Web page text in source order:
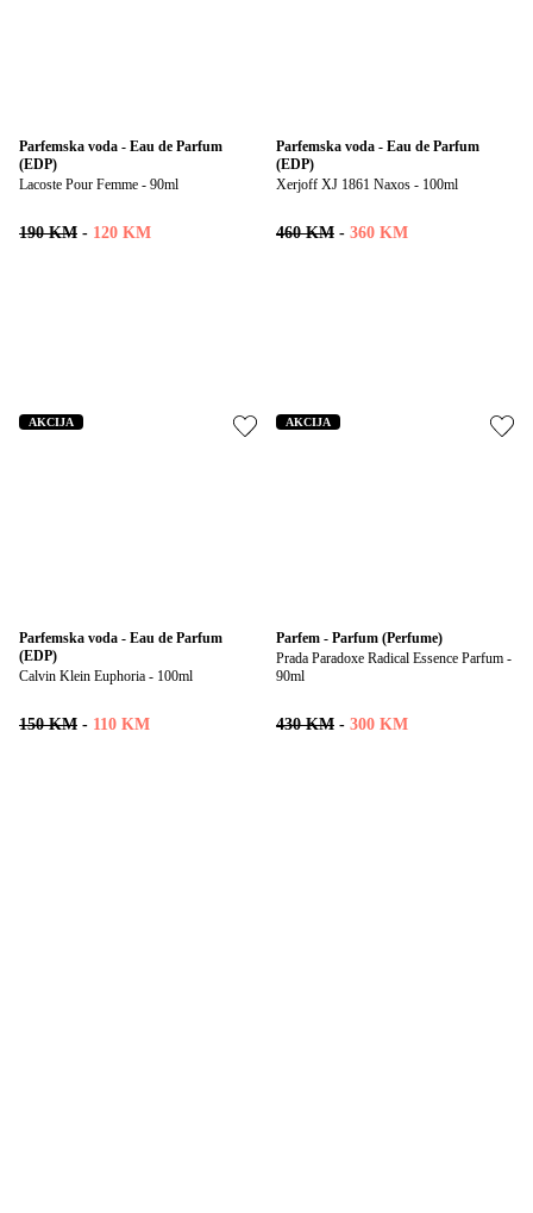
Parfemska voda - Eau de Parfum
(EDP)
Lacoste Pour Femme - 90ml
190 KM - 120 KM
Parfemska voda - Eau de Parfum
(EDP)
Xerjoff XJ 1861 Naxos - 100ml
460 KM - 360 KM
Parfemska voda - Eau de Parfum
(EDP)
Calvin Klein Euphoria - 100ml
150 KM - 110 KM
AKCIJA
Parfem - Parfum (Perfume)
Prada Paradoxe Radical Essence Parfum -
90ml
430 KM - 300 KM
AKCIJA